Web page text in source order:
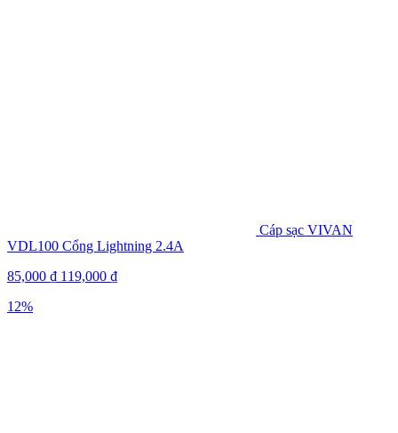
Cáp sạc VIVAN
VDL100 Cổng Lightning 2.4A
85,000 ₫ 119,000 ₫
12%